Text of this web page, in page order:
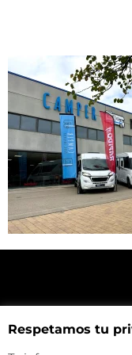
Haz click aquí
Respetamos tu